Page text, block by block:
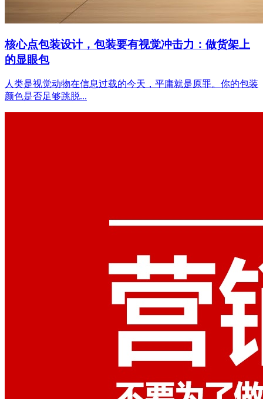
核心点包装设计，包装要有视觉冲击力：做货架上
的显眼包
人类是视觉动物在信息过载的今天，平庸就是原罪。你的包装
颜色是否足够跳脱...